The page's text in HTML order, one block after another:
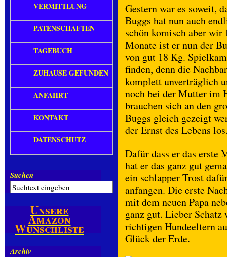
Gestern war es soweit,
Buggs hat nun auch
schön komisch aber wir
Monate ist er nun der
von gut 18 Kg.
finden, denn die
komplett unverträglich
noch bei der Mutter im
brauchen sich an den
Buggs gleich gezeigt
der Ernst des Lebens
Dafür dass er das erste
hat er das ganz gut
ein schlapper Trost
anfangen. Die erste
mit dem neuen Papa
ganz gut. Lieber
richtigen Hundeeltern
Glück der Erde.
VERMITTLUNG
PATENSCHAFTEN
TAGEBUCH
ZUHAUSE GEFUNDEN
ANFAHRT
KONTAKT
DATENSCHUTZ
Suchen
Unsere
Amazon
Wunschliste
Archiv